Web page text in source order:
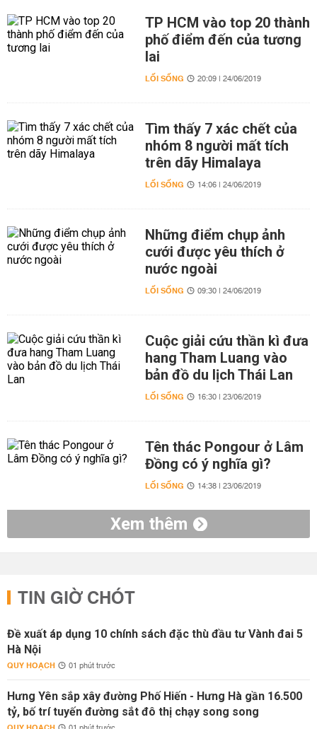
TP HCM vào top 20 thành
phố điểm đến của tương
lai
LỐI SỐNG 20:09 | 24/06/2019
Tìm thấy 7 xác chết của
nhóm 8 người mất tích
trên dãy Himalaya
LỐI SỐNG 14:06 | 24/06/2019
Những điểm chụp ảnh
cưới được yêu thích ở
nước ngoài
LỐI SỐNG 09:30 | 24/06/2019
Cuộc giải cứu thần kì đưa
hang Tham Luang vào
bản đồ du lịch Thái Lan
LỐI SỐNG 16:30 | 23/06/2019
Tên thác Pongour ở Lâm
Đồng có ý nghĩa gì?
LỐI SỐNG 14:38 | 23/06/2019
Xem thêm
TIN GIỜ CHÓT
Đề xuất áp dụng 10 chính sách đặc thù đầu tư Vành đai 5
Hà Nội
QUY HOẠCH 01 phút trước
Hưng Yên sắp xây đường Phố Hiến - Hưng Hà gần 16.500
tỷ, bố trí tuyến đường sắt đô thị chạy song song